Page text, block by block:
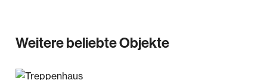
Weitere beliebte Objekte